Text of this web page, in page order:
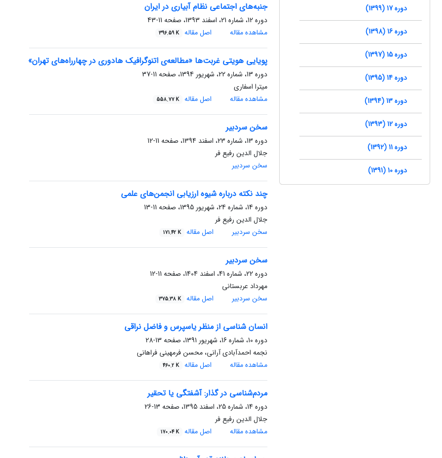
جنبه‌های اجتماعی نظام آبیاری در ایران
دوره 12، شماره 21، اسفند 1393، صفحه
11-43
مشاهده مقاله
اصل مقاله 396.59 K
پویایی هویتی غربت‌ها «مطالعه‌ی اتنوگرافیک هادوری در چهارراه‌های تهران»
دوره 13، شماره 22، شهریور 1394، صفحه
11-37
میترا اسفاری
مشاهده مقاله
اصل مقاله 558.77 K
سخن سردبیر
دوره 13، شماره 23، اسفند 1394، صفحه
11-12
جلال الدین رفیع فر
سخن سردبیر
چند نکته درباره شیوه ارزیابی انجمن‌های علمی
دوره 14، شماره 24، شهریور 1395، صفحه
11-13
جلال الدین رفیع فر
سخن سردبیر
اصل مقاله 171.42 K
سخن سردبیر
دوره 22، شماره 41، اسفند 1404، صفحه
11-12
مهرداد عربستانی
سخن سردبیر
اصل مقاله 375.38 K
انسان شناسی از منظر یاسپرس و فاضل نراقی
دوره 10، شماره 16، شهریور 1391، صفحه
13-28
نجمه احمدآبادی آرانی، محسن فرمهینی فراهانی
مشاهده مقاله
اصل مقاله 460.2 K
مردم‌شناسی در گذار: آشفتگی یا تحقیر
دوره 14، شماره 25، اسفند 1395، صفحه
13-26
جلال الدین رفیع فر
مشاهده مقاله
اصل مقاله 170.04 K
دوره 17 (1399)
دوره 16 (1398)
دوره 15 (1397)
دوره 14 (1395)
دوره 13 (1394)
دوره 12 (1393)
دوره 11 (1392)
دوره 10 (1391)